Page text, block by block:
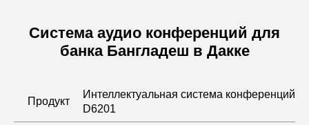
Система аудио конференций для
банка Бангладеш в Дакке
Продукт
Интеллектуальная система конференций
D6201